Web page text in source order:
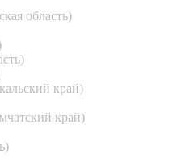
область)
край)
край)